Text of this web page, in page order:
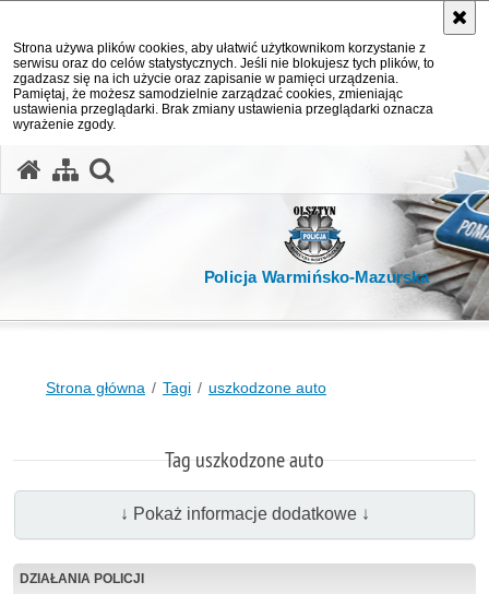
Strona używa plików cookies, aby ułatwić użytkownikom korzystanie z
serwisu oraz do celów statystycznych. Jeśli nie blokujesz tych plików, to
zgadzasz się na ich użycie oraz zapisanie w pamięci urządzenia.
Pamiętaj, że możesz samodzielnie zarządzać cookies, zmieniając
ustawienia przeglądarki. Brak zmiany ustawienia przeglądarki oznacza
wyrażenie zgody.
Policja Warmińsko-Mazurska
Strona główna Tagi uszkodzone auto
Tag uszkodzone auto
↓ Pokaż informacje dodatkowe ↓
DZIAŁANIA POLICJI